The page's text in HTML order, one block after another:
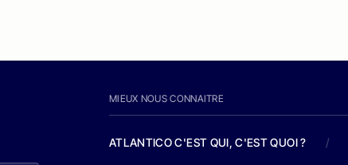
MIEUX NOUS CONNAITRE
ATLANTICO C'EST QUI, C'EST QUOI ? /